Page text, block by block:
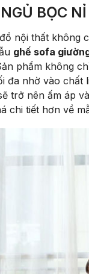
BỌC
nội thất không
ghế sofa
phẩm không
đa nhờ vào
trở nên ấm áp
chi tiết hơn về